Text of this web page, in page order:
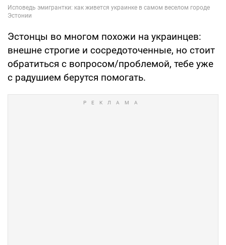
Эстонцы во многом похожи на украинцев:
внешне строгие и сосредоточенные, но стоит
обратиться с вопросом/проблемой, тебе уже
с радушием берутся помогать.